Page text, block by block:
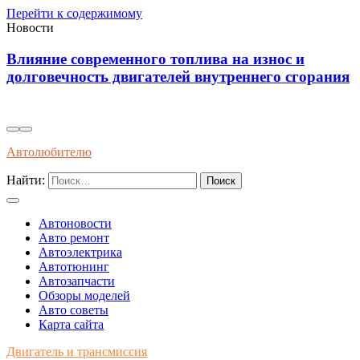
Перейти к содержимому
Новости
Влияние современного топлива на износ и
долговечность двигателей внутреннего сгорания
Автолюбителю
Найти:
Автоновости
Авто ремонт
Автоэлектрика
Автотюнинг
Автозапчасти
Обзоры моделей
Авто советы
Карта сайта
Двигатель и трансмиссия